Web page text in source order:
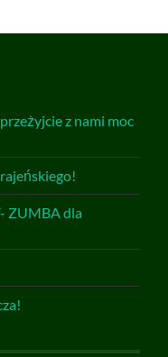
z nami moc
ZUMBA dla